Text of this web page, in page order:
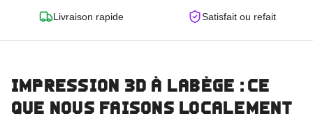
Commander
Livraison rapide Satisfait ou refait
Impression 3D à Labège : ce
que nous faisons localement